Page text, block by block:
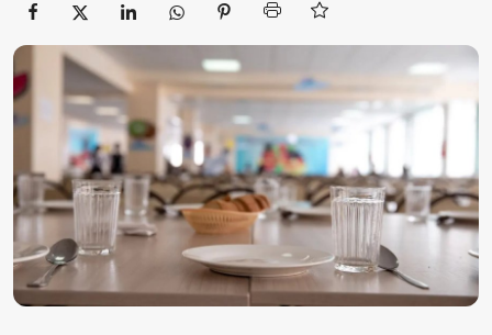
Политика
Галерея
Экономика
Sadaq TV
Общество
Спорт